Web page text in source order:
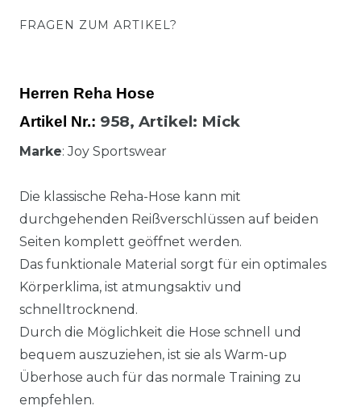
FRAGEN ZUM ARTIKEL?
Herren Reha Hose
Artikel Nr.: 958, Artikel: Mick
Marke: Joy Sportswear
Die klassische Reha-Hose kann mit
durchgehenden Reißverschlüssen auf beiden
Seiten komplett geöffnet werden.
Das funktionale Material sorgt für ein optimales
Körperklima, ist atmungsaktiv und
schnelltrocknend.
Durch die Möglichkeit die Hose schnell und
bequem auszuziehen, ist sie als Warm-up
Überhose auch für das normale Training zu
empfehlen.